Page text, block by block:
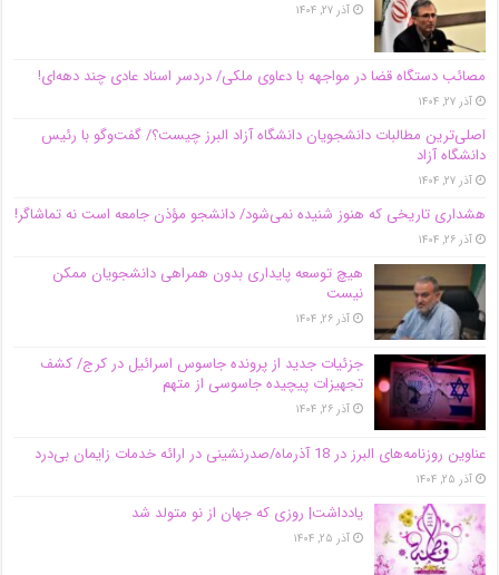
آذر ۲۷, ۱۴۰۴
مصائب دستگاه قضا در مواجهه با دعاوی ملکی/ دردسر اسناد عادی چند‌ دهه‌ای!
آذر ۲۷, ۱۴۰۴
اصلی‌ترین مطالبات دانشجویان دانشگاه آزاد البرز چیست؟/ گفت‌وگو با رئیس
دانشگاه آز‌اد
آذر ۲۷, ۱۴۰۴
هشداری تاریخی که هنوز شنیده نمی‌شود/ دانشجو مؤذن جامعه است نه تماشاگر!
آذر ۲۶, ۱۴۰۴
هیچ توسعه پایداری بدون همراهی دانشجویان ممکن
نیست
آذر ۲۶, ۱۴۰۴
جزئیات جدید از پرونده جاسوس اسرائیل در کرج/‌ کشف
تجهیزات پیچیده جاسوسی از متهم
آذر ۲۶, ۱۴۰۴
عناوین روزنامه‌های البرز در ‌18 آذرماه/صدرنشینی در ارائه خدمات زایمان بی‌درد
آذر ۲۵, ۱۴۰۴
یادداشت| روزی که جهان از نو متولد شد
آذر ۲۵, ۱۴۰۴